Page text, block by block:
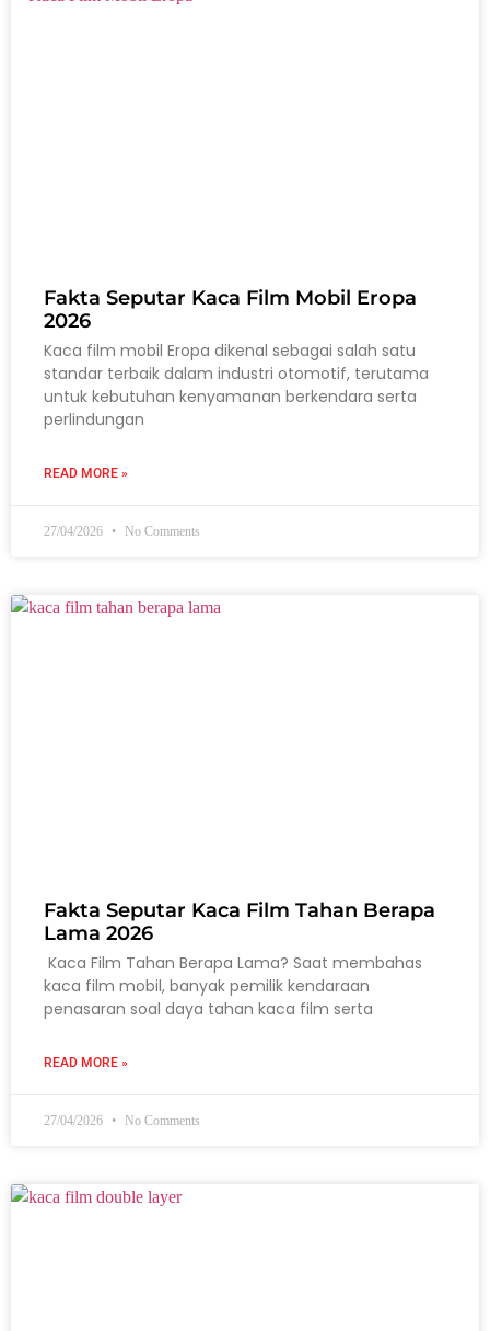
Fakta Seputar Kaca Film Mobil Eropa
2026
Kaca film mobil Eropa dikenal sebagai salah satu
standar terbaik dalam industri otomotif, terutama
untuk kebutuhan kenyamanan berkendara serta
perlindungan
READ MORE »
27/04/2026 No Comments
Fakta Seputar Kaca Film Tahan Berapa
Lama 2026
Kaca Film Tahan Berapa Lama? Saat membahas
kaca film mobil, banyak pemilik kendaraan
penasaran soal daya tahan kaca film serta
READ MORE »
27/04/2026 No Comments